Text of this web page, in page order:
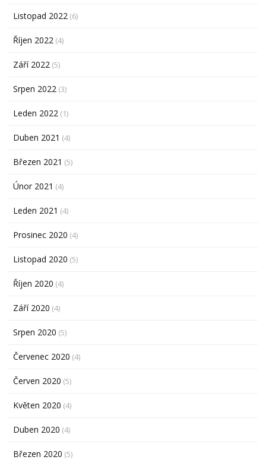
Listopad 2022 (6)
Říjen 2022 (4)
Září 2022 (5)
Srpen 2022 (3)
Leden 2022 (1)
Duben 2021 (4)
Březen 2021 (5)
Únor 2021 (4)
Leden 2021 (4)
Prosinec 2020 (4)
Listopad 2020 (5)
Říjen 2020 (4)
Září 2020 (4)
Srpen 2020 (5)
Červenec 2020 (4)
Červen 2020 (5)
Květen 2020 (4)
Duben 2020 (4)
Březen 2020 (5)